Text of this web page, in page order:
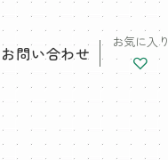
お問い合わせ
お気に入り